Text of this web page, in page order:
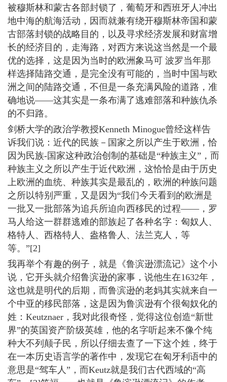
被穆斯林和蒙古各部封锁了，葡萄牙和西班牙人冲出
地中海的航海活动，因而就兼有绕开穆斯林帝国和蒙
古部落封锁的战略目的，以及寻求经济发展和财富增
长的经济目的，走海路，对西方来说这当然是一个最
优的选择，这是因为当时的欧洲象马可 波罗当年那
样选择陆路交通，是完全没有可能的，当时中国与欧
洲之间的陆路交通，不但是一条充满风险的道路，准
确地说――这其实是一条布满了逃难部落和种族仇杀
的不归路。
剑桥大学的政治学教授Kenneth Minogue曾经这样告
诉我们说：近代的民族－国家之所以产生于欧洲，恰
因为民族-国家这种政治创制的基础是“种族主义”，而
种族主义之所以产生于近代欧洲，这恰恰是由于历史
上欧洲的血统、种族其实是最乱的，欧洲的种族问题
之所以特别严重，又是因为“我们今天看到的欧洲是
一批又一批部落为追兵所迫向西移民的过程――，罗
马人给这一群群逃难的部族起了各种名字：匈奴人、
格特人、西格特人、盎格鲁人、法兰克人，等
等。”[2]
我再举个有趣的例子，就是《鲁滨逊漂流记》这个小
说，它开头就介绍鲁滨逊的家事，说他生在1632年，
这也就是明代的后期，而鲁滨逊的老妈其实就来自一
个中亚的移民部落，这是因为鲁滨逊有个很匈奴化的
姓：Keutznaer，我对此很奇怪，觉得这位创造“新世
界”的英国资产阶级英雄，他的名字听起来不像个纯
种大不列颠子民，所以仔细去查了一下这个姓，终于
在一本历史语言学的著作中，发现它在匈牙利语中的
意思是“驾车人”，而Keutz就是我们古代西域的“高